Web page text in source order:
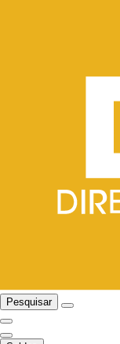
Pesquisar